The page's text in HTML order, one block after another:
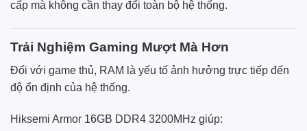
cấp mà không cần thay đổi toàn bộ hệ thống.
Trải Nghiệm Gaming Mượt Mà Hơn
Đối với game thủ, RAM là yếu tố ảnh hưởng trực tiếp đến
độ ổn định của hệ thống.
Hiksemi Armor 16GB DDR4 3200MHz giúp: